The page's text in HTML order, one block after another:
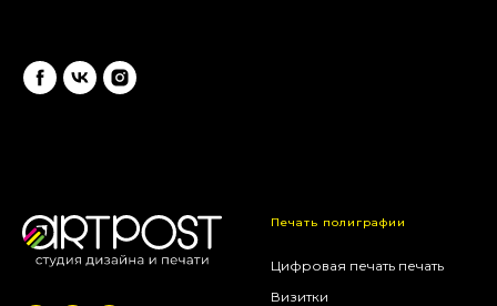
Печать полиграфии
Цифровая печать печать
Визитки